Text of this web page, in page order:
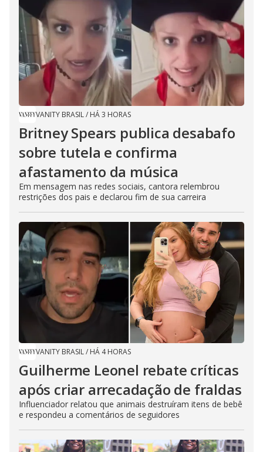
VANITY BRASIL/ HÁ 3 HORAS
Britney Spears publica desabafo
sobre tutela e confirma
afastamento da música
Em mensagem nas redes sociais, cantora relembrou
restrições dos pais e declarou fim de sua carreira
VANITY BRASIL/ HÁ 4 HORAS
Guilherme Leonel rebate críticas
após criar arrecadação de fraldas
Influenciador relatou que animais destruíram itens de bebê
e respondeu a comentários de seguidores